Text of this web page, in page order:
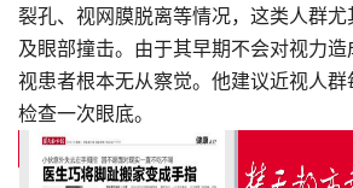
裂孔、视网膜脱离等情况，这类人群
及眼部撞击。由于其早期不会对视力
视患者根本无从察觉。他建议近视人
检查一次眼底。